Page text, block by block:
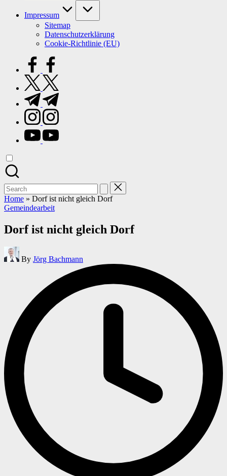
Impressum
Sitemap
Datenschutzerklärung
Cookie-Richtlinie (EU)
facebook.com
twitter.com
t.me
instagram.com
youtube.com
Search
for:
Home » Dorf ist nicht gleich Dorf
Posted
Gemeindearbeit
Dorf ist nicht gleich Dorf
Posted
by
By Jörg Bachmann